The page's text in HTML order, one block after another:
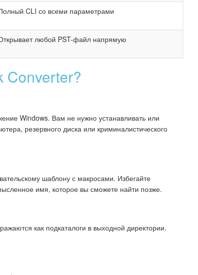
CLI со всеми параметрами
любой PST-файл напрямую
Converter?
Windows. Вам не нужно устанавливать или
резервного диска или криминалистического
шаблону с макросами. Избегайте
имя, которое вы сможете найти позже.
как подкаталоги в выходной директории.